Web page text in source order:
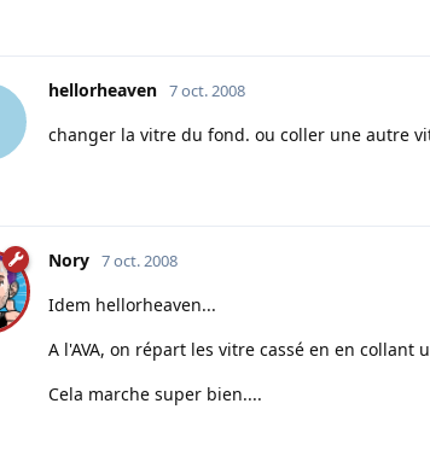
hellorheaven 7 oct. 2008
changer la vitre du fond. ou coller une autre
Nory 7 oct. 2008
Idem hellorheaven...
A l'AVA, on répart les vitre cassé en en collant
Cela marche super bien....